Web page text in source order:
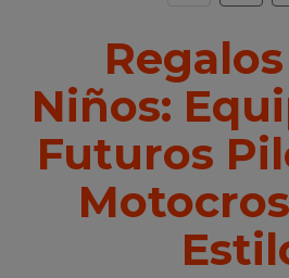
Niños:
Futuros